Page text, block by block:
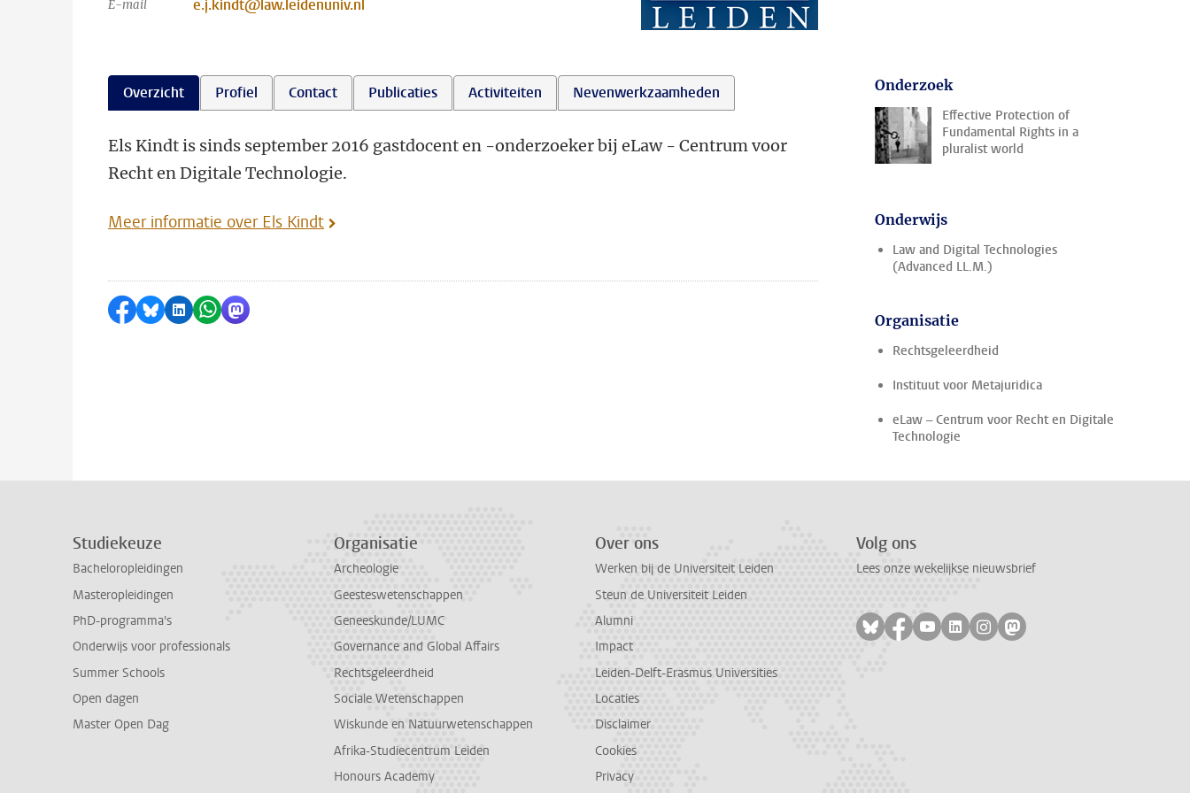
E-mail e.j.kindt@law.leidenuniv.nl
Overzicht Profiel Contact Publicaties Activiteiten Nevenwerkzaamheden
Els Kindt is sinds september 2016 gastdocent en -onderzoeker bij eLaw - Centrum voor
Recht en Digitale Technologie.
Meer informatie over Els Kindt
Delen op Facebook
Delen via Bluesky
Delen op LinkedIn
Delen via WhatsApp
Delen via Mastodon
Onderzoek
Effective Protection of
Fundamental Rights in a
pluralist world
Onderwijs
Law and Digital Technologies
(Advanced LL.M.)
Organisatie
Rechtsgeleerdheid
Instituut voor Metajuridica
eLaw – Centrum voor Recht en Digitale
Technologie
Studiekeuze
Bacheloropleidingen
Masteropleidingen
PhD-programma's
Onderwijs voor professionals
Summer Schools
Open dagen
Master Open Dag
Organisatie
Archeologie
Geesteswetenschappen
Geneeskunde/LUMC
Governance and Global Affairs
Rechtsgeleerdheid
Sociale Wetenschappen
Wiskunde en Natuurwetenschappen
Afrika-Studiecentrum Leiden
Honours Academy
Over ons
Werken bij de Universiteit Leiden
Steun de Universiteit Leiden
Alumni
Impact
Leiden-Delft-Erasmus Universities
Locaties
Disclaimer
Cookies
Privacy
Volg ons
Lees onze wekelijkse nieuwsbrief
Volg ons op bluesky
Volg ons op facebook
Volg ons op youtube
Volg ons op linkedin
Volg ons op instagram
Volg ons op mastodon